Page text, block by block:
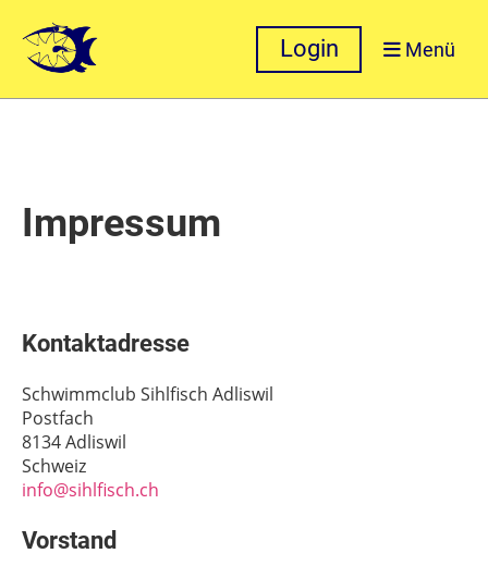
Login Menü
Impressum
Kontaktadresse
Schwimmclub Sihlfisch Adliswil
Postfach
8134 Adliswil
Schweiz
info@sihlfisch.ch
Vorstand